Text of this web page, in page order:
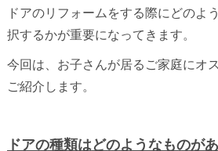
ドアのリフォームをする際にどのよ
択するかが重要になってきます。
今回は、お子さんが居るご家庭にオ
ご紹介します。
ドアの種類はどのようなものが